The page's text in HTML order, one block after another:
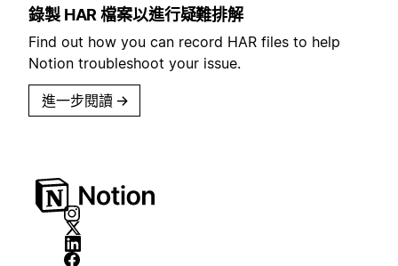
錄製 HAR 檔案以進行疑難排解
Find out how you can record HAR files to help
Notion troubleshoot your issue.
進一步閱讀 →